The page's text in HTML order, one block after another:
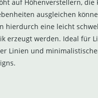
auf Höhenverstellern, die
ausgleichen
hierdurch eine leicht
erzeugt werden. Ideal für
Linien und